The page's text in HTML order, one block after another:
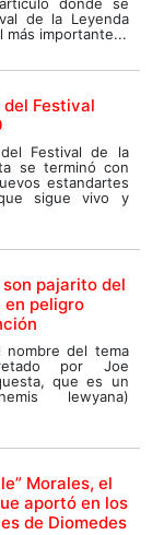
donde se
de la Leyenda
más importante...
del Festival
Festival de la
se terminó con
estandartes
sigue vivo y
pajarito del
en peligro
nombre del tema
por Joe
que es un
lewyana)
Morales, el
aportó en los
de Diomedes